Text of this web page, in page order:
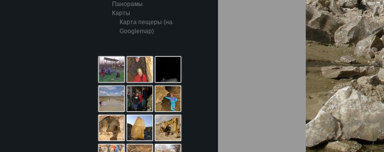
Панорамы
Карты
Карта пещеры (на
Googlemap)